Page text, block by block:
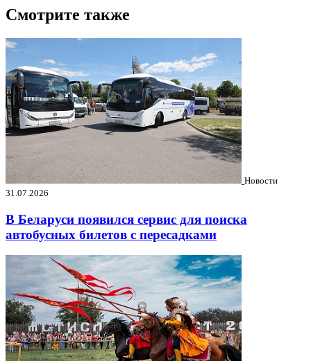
Смотрите также
Новости
31.07.2026
В Беларуси появился сервис для поиска
автобусных билетов с пересадками